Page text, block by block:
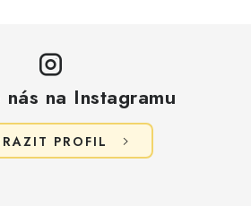
na Instagramu
PROFIL